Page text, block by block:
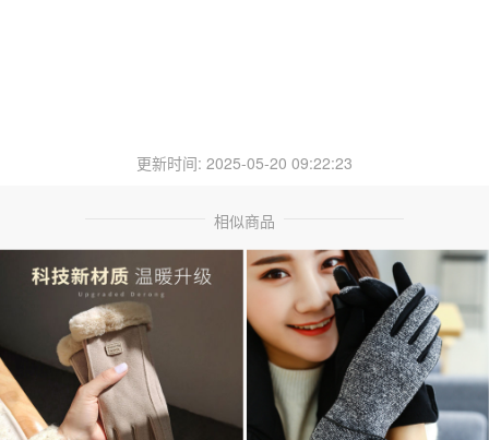
更新时间: 2025-05-20 09:22:23
相似商品